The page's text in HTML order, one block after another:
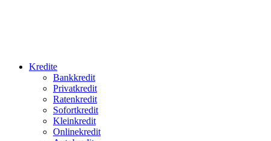
Kredite
Bankkredit
Privatkredit
Ratenkredit
Sofortkredit
Kleinkredit
Onlinekredit